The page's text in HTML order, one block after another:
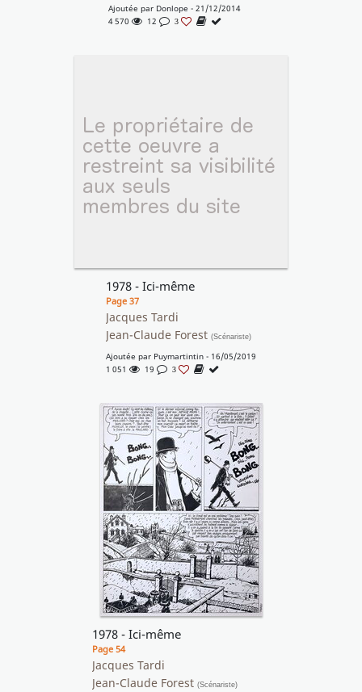
Ajoutée par Donlope - 21/12/2014
4 570
12 3
1978 - Ici-même
Page 37
Jacques Tardi
Jean-Claude Forest (Scénariste)
Ajoutée par Puymartintin - 16/05/2019
1 051
19 3
1978 - Ici-même
Page 54
Jacques Tardi
Jean-Claude Forest (Scénariste)